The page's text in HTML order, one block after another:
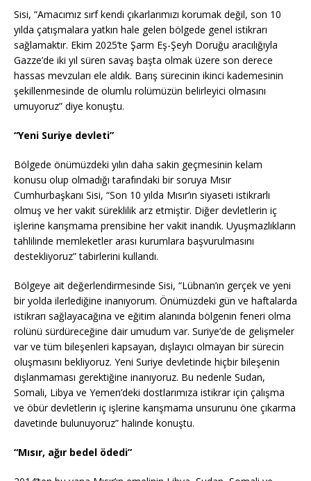
Sisi, “Amacımız sırf kendi çıkarlarımızı korumak değil, son 10
yılda çatışmalara yatkın hale gelen bölgede genel istikrarı
sağlamaktır. Ekim 2025’te Şarm Eş-Şeyh Doruğu aracılığıyla
Gazze’de iki yıl süren savaş başta olmak üzere son derece
hassas mevzuları ele aldık. Barış sürecinin ikinci kademesinin
şekillenmesinde de olumlu rolümüzün belirleyici olmasını
umuyoruz” diye konuştu.
“Yeni Suriye devleti”
Bölgede önümüzdeki yılın daha sakin geçmesinin kelam
konusu olup olmadığı tarafındaki bir soruya Mısır
Cumhurbaşkanı Sisi, “Son 10 yılda Mısır’ın siyaseti istikrarlı
olmuş ve her vakit süreklilik arz etmiştir. Diğer devletlerin iç
işlerine karışmama prensibine her vakit inandık. Uyuşmazlıkların
tahlilinde memleketler arası kurumlara başvurulmasını
destekliyoruz” tabirlerini kullandı.
Bölgeye ait değerlendirmesinde Sisi, “Lübnan’ın gerçek ve yeni
bir yolda ilerlediğine inanıyorum. Önümüzdeki gün ve haftalarda
istikrarı sağlayacağına ve eğitim alanında bölgenin feneri olma
rolünü sürdüreceğine dair umudum var. Suriye’de de gelişmeler
var ve tüm bileşenleri kapsayan, dışlayıcı olmayan bir sürecin
oluşmasını bekliyoruz. Yeni Suriye devletinde hiçbir bileşenin
dışlanmaması gerektiğine inanıyoruz. Bu nedenle Sudan,
Somali, Libya ve Yemen’deki dostlarımıza istikrar için çalışma
ve öbür devletlerin iç işlerine karışmama unsurunu öne çıkarma
davetinde bulunuyoruz” halinde konuştu.
“Mısır, ağır bedel ödedi”